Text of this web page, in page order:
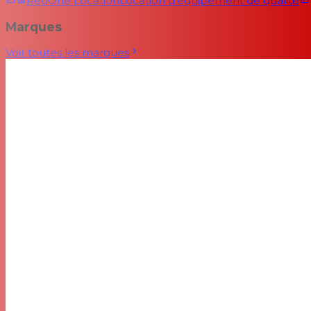
Marques
Voir toutes les marques